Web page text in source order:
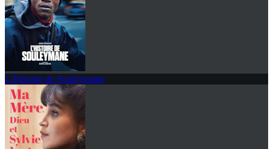
L'Histoire de Souleymane